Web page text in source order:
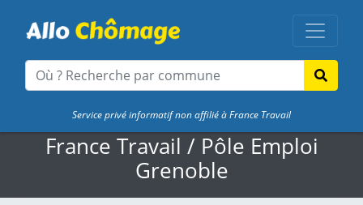
Service privé informatif non affilié à France Travail
France Travail / Pôle Emploi
Grenoble